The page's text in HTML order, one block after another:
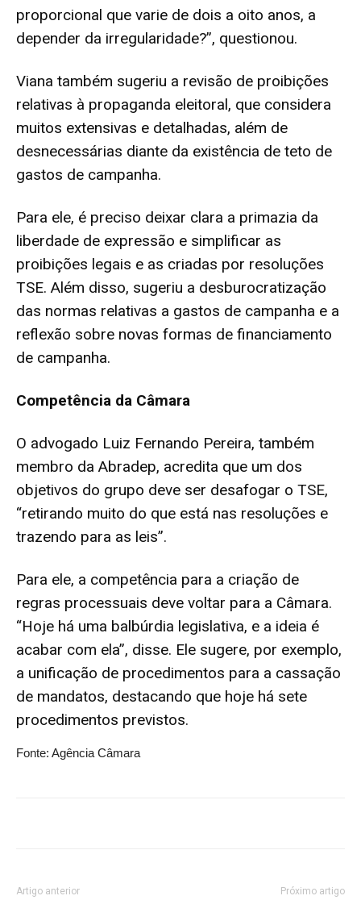
proporcional que varie de dois a oito anos, a
depender da irregularidade?”, questionou.
Viana também sugeriu a revisão de proibições
relativas à propaganda eleitoral, que considera
muitos extensivas e detalhadas, além de
desnecessárias diante da existência de teto de
gastos de campanha.
Para ele, é preciso deixar clara a primazia da
liberdade de expressão e simplificar as
proibições legais e as criadas por resoluções
TSE. Além disso, sugeriu a desburocratização
das normas relativas a gastos de campanha e a
reflexão sobre novas formas de financiamento
de campanha.
Competência da Câmara
O advogado Luiz Fernando Pereira, também
membro da Abradep, acredita que um dos
objetivos do grupo deve ser desafogar o TSE,
“retirando muito do que está nas resoluções e
trazendo para as leis”.
Para ele, a competência para a criação de
regras processuais deve voltar para a Câmara.
“Hoje há uma balbúrdia legislativa, e a ideia é
acabar com ela”, disse. Ele sugere, por exemplo,
a unificação de procedimentos para a cassação
de mandatos, destacando que hoje há sete
procedimentos previstos.
Fonte: Agência Câmara
Artigo anterior Próximo artigo